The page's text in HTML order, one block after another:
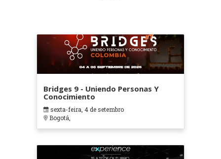
Bridges 9 - Uniendo Personas Y
Conocimiento
sexta-feira, 4 de setembro
Bogotá,